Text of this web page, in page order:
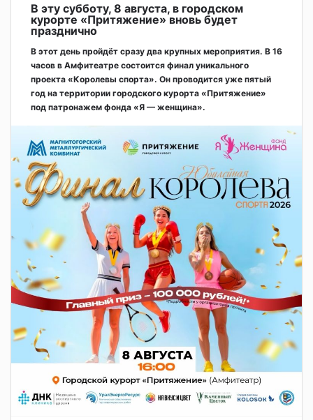
В эту субботу, 8 августа, в городском
курорте «Притяжение» вновь будет
празднично
В этот день пройдёт сразу два крупных мероприятия. В 16
часов в Амфитеатре состоится финал уникального
проекта «Королевы спорта». Он проводится уже пятый
год на территории городского курорта «Притяжение»
под патронажем фонда «Я — женщина».